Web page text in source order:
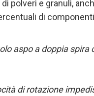
polveri e granuli,
di
aspo a doppia
di rotazione